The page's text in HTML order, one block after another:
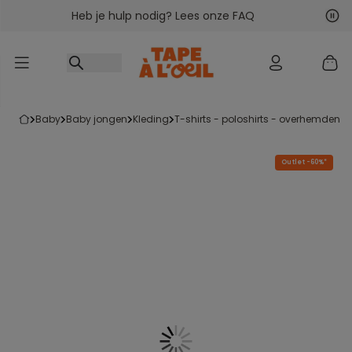
Ga naar inhoudHeb je hulp nodig? Lees onze FAQ
baby baby jongen kleding t-shirts - poloshirts - overhemden
Outlet -60%*